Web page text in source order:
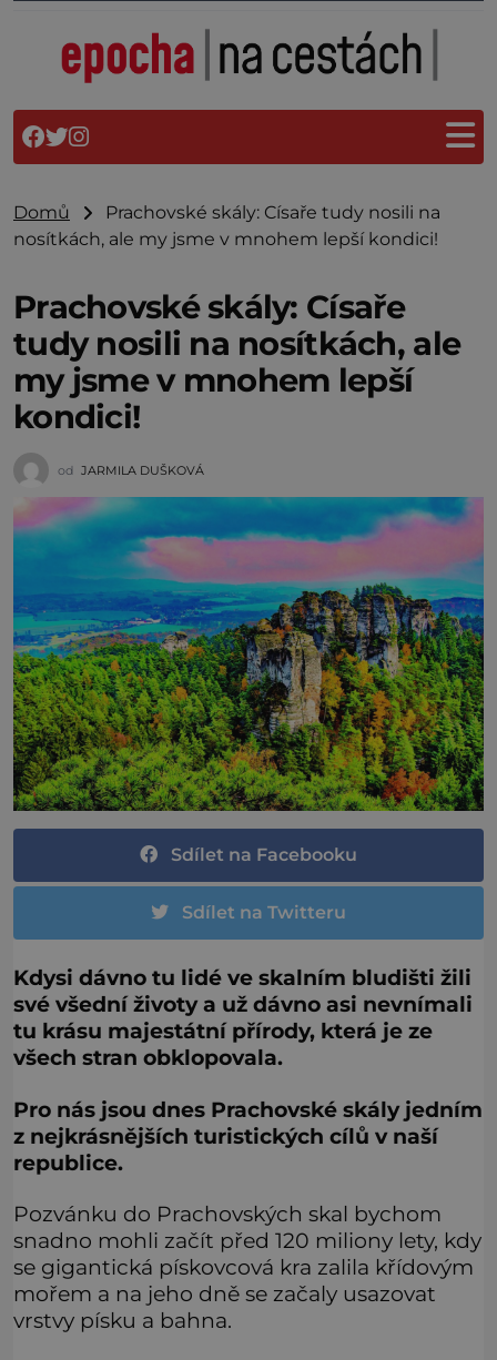
Domů
Prachovské skály: Císaře tudy nosili na
nosítkách, ale my jsme v mnohem lepší kondici!
Prachovské skály: Císaře
tudy nosili na nosítkách, ale
my jsme v mnohem lepší
kondici!
od JARMILA DUŠKOVÁ
Sdílet na Facebooku
Sdílet na Twitteru
Kdysi dávno tu lidé ve skalním bludišti žili
své všední životy a už dávno asi nevnímali
tu krásu majestátní přírody, která je ze
všech stran obklopovala.
Pro nás jsou dnes Prachovské skály jedním
z nejkrásnějších turistických cílů v naší
republice.
Pozvánku do Prachovských skal bychom
snadno mohli začít před 120 miliony lety, kdy
se gigantická pískovcová kra zalila křídovým
mořem a na jeho dně se začaly usazovat
vrstvy písku a bahna.